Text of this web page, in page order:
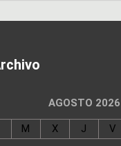
AGOSTO 2026
M X J V